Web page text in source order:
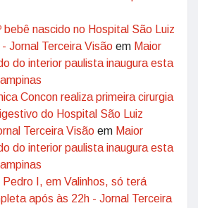
bebê nascido no Hospital São Luiz
Jornal Terceira Visão em Maior
do interior paulista inaugura esta
Concon realiza primeira cirurgia
do Hospital São Luiz
Terceira Visão em Maior
do interior paulista inaugura esta
Pedro I, em Valinhos, só terá
após às 22h - Jornal Terceira